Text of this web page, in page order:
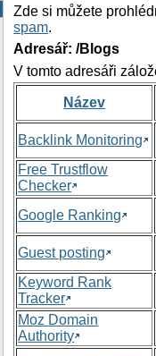
Zde si můžete
spam.
Adresář: /Blogs
V tomto adresáři
Název
Backlink Monitoring
Free Trustflow
Checker
Google Ranking
Guest posting
Keyword Rank
Tracker
Moz Domain
Authority